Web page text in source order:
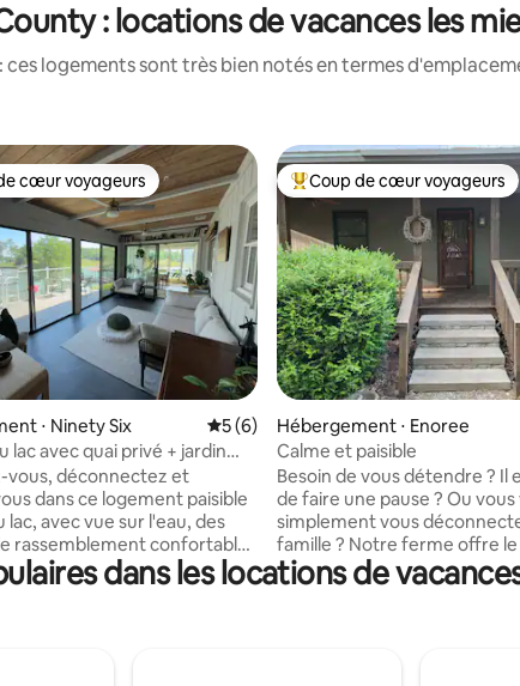
: locations de vacances les
ces logements sont très bien notés en termes
base de 156 commentaires : 4,96 sur 5
cœur voyageurs les plus appréciés
cœur voyageurs
⋅ Ninety Six Évaluation moyenne sur la base de 6
5 (6)
lac avec quai privé + jardin
vous, déconnectez et
dans ce logement paisible
lac, avec vue sur l'eau, des
rassemblement confortables
où vous pourrez amarrer
Profitez d'un café au bord
Coups de cœur voyageurs
Coup de cœur voyageurs
Hébergement ⋅ Enoree
Calme et paisible
Besoin de vous détendre ? Il
de faire une pause ? Ou vous
simplement vous
famille ? Notre ferme offre le
pour laisser la nature donner
Idéalement situé à proximité
années lumières lorsque les
dans les locations de